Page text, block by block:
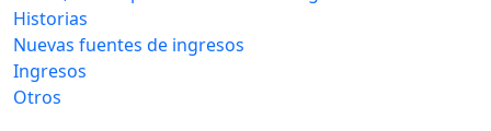
Historias
Nuevas fuentes de ingresos
Ingresos
Otros